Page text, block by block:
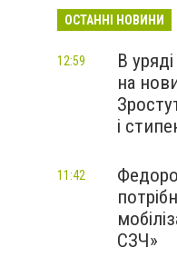
ОСТАННІ НОВИНИ
В
на
і
12:59
СЗЧ»
11:42